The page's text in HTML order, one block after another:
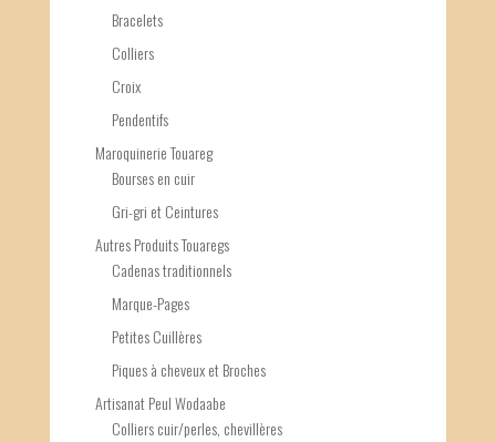
Bracelets
Colliers
Croix
Pendentifs
Maroquinerie Touareg
Bourses en cuir
Gri-gri et Ceintures
Autres Produits Touaregs
Cadenas traditionnels
Marque-Pages
Petites Cuillères
Piques à cheveux et Broches
Artisanat Peul Wodaabe
Colliers cuir/perles, chevillères